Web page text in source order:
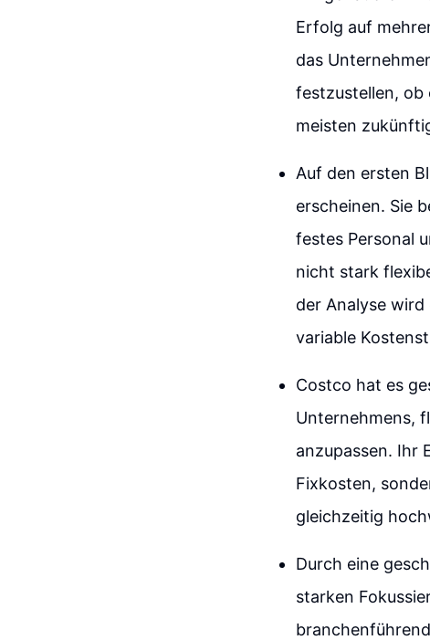
Erfolg auf
das
festzustellen, ob
meisten
Auf den ersten
erscheinen. Sie
festes Personal
nicht stark
der Analyse
variable
Costco hat es
Unternehmens,
anzupassen. Ihr
Fixkosten,
gleichzeitig
Durch eine
starken